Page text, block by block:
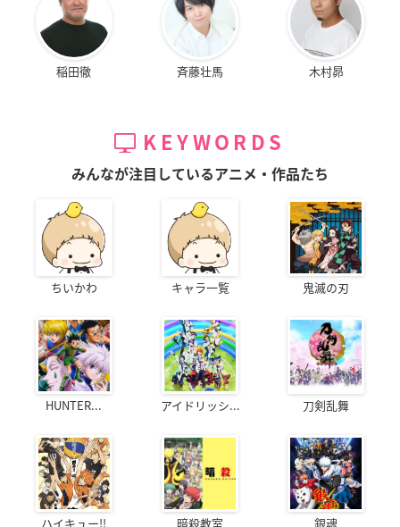
稲田徹 斉藤壮馬 木村昴
KEYWORDS
みんなが注目しているアニメ・作品たち
ちいかわ キャラ一覧 鬼滅の刃
HUNTER... アイドリッシ... 刀剣乱舞
ハイキュー!! 暗殺教室 銀魂